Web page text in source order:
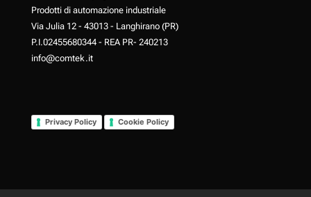
Prodotti di automazione industriale
Via Julia 12 - 43013 - Langhirano (PR)
P.I.02455680344 - REA PR- 240213
info@comtek.it
Privacy Policy Cookie Policy